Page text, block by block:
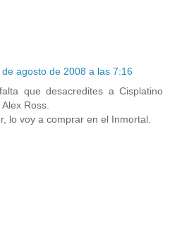
de agosto de 2008 a las 7:16
que desacredites a Cisplatino
Ross.
lo voy a comprar en el Inmortal.